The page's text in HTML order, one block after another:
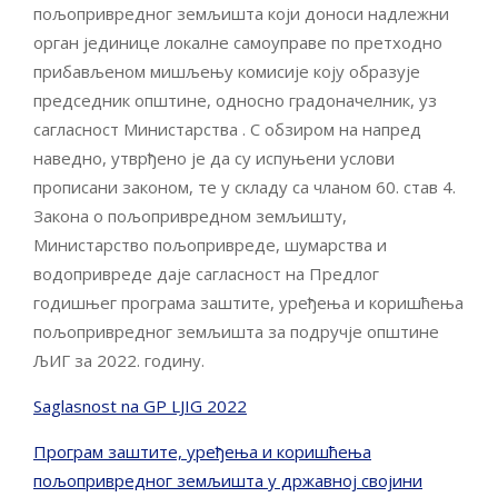
пољопривредног земљишта који доноси надлежни
орган јединице локалне самоуправе по претходно
прибављеном мишљењу комисије коју образује
председник општине, односно градоначелник, уз
сагласност Министарства . С обзиром на напред
наведно, утврђено је да су испуњени услови
прописани законом, те у складу са чланом 60. став 4.
Закона о пољопривредном земљишту,
Министарство пољопривреде, шумарства и
водопривреде даје сагласност на Предлог
годишњег програма заштите, уређења и коришћења
пољопривредног земљишта за подручје општине
ЉИГ за 2022. годину.
Saglasnost na GP LJIG 2022
Програм заштите, уређења и коришћења
пољопривредног земљишта у државној својини